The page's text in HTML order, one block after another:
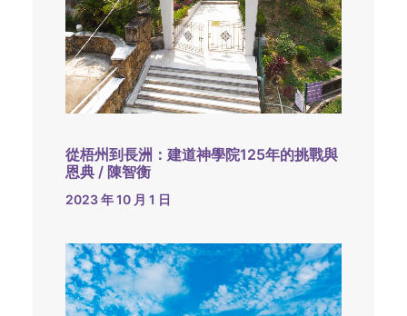
從梧州到長洲：建道神學院125年的挑戰與
恩典 / 陳智衡
2023 年 10 月 1 日